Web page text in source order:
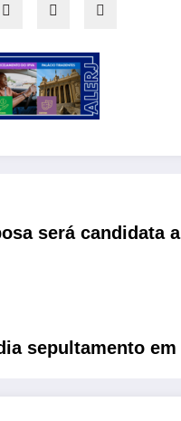
será candidata
sepultamento